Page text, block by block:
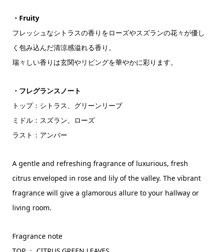
・Fruity
フレッシュなシトラスの香りをローズやスズランの花々が優し
く包み込んだ清涼感溢れる香り。
瑞々しい香りは玄関やリビングを華やかに彩ります。
・フレグランスノート
トップ：シトラス、グリーンリーブ
ミドル：スズラン、ローズ
ラスト：アンバー
A gentle and refreshing fragrance of luxurious, fresh
citrus enveloped in rose and lily of the valley. The vibrant
fragrance will give a glamorous allure to your hallway or
living room.
Fragrance note